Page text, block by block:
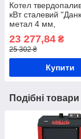
Котел
кВт сталевий
метал 4 мм,
твердопаливний
побутовий, котел
дрова
23 277,84 ₴
25 302 ₴
Купити
Подібні товари